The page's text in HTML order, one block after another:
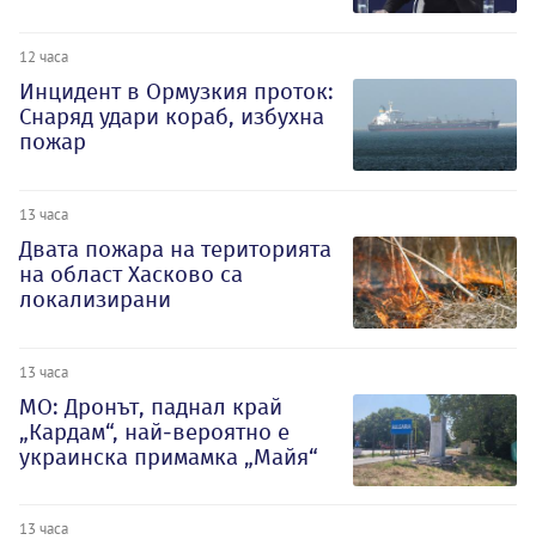
12 часа
Инцидент в Ормузкия проток:
Снаряд удари кораб, избухна
пожар
13 часа
Двата пожара на територията
на област Хасково са
локализирани
13 часа
МО: Дронът, паднал край
„Кардам“, най-вероятно е
украинска примамка „Майя“
13 часа